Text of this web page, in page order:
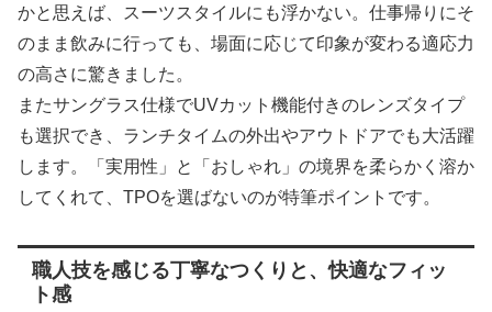
かと思えば、スーツスタイルにも浮かない。仕事帰りにそ
のまま飲みに行っても、場面に応じて印象が変わる適応力
の高さに驚きました。
またサングラス仕様でUVカット機能付きのレンズタイプ
も選択でき、ランチタイムの外出やアウトドアでも大活躍
します。「実用性」と「おしゃれ」の境界を柔らかく溶か
してくれて、TPOを選ばないのが特筆ポイントです。
職人技を感じる丁寧なつくりと、快適なフィッ
ト感